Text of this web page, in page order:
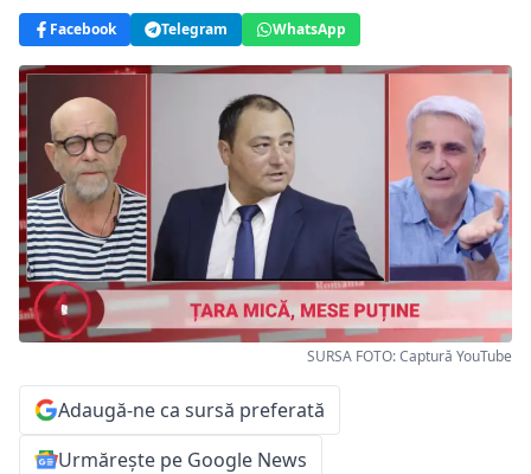
Facebook Telegram WhatsApp
SURSA FOTO: Captură YouTube
Adaugă-ne ca sursă preferată
Urmărește pe Google News